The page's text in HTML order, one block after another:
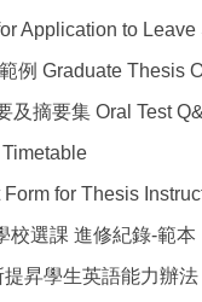
Application to Leave
例 Graduate Thesis
及摘要集 Oral Test
for Thesis
校選課 進修紀錄-範
昇學生英語能力辦